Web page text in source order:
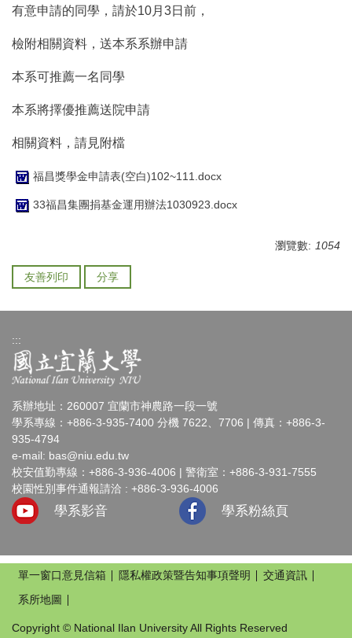
有意申請的同學，請於10月3日前，
檢附相關資料，送本系系辦申請
本系可推薦一名同學
本系將擇優推薦送院申請
相關資料，請見附檔
福昌獎學金申請表(空白)102~111.docx
33福昌集團捐基金運用辦法1030923.docx
瀏覽數: 1054
友善列印 分享
:::
系辦地址：260007 宜蘭市神農路一段一號
學系專線：+886-3-935-7400 分機 7622、7706 | 傳真：+886-3-
935-4794
e-mail: bas@niu.edu.tw
校安值勤專線：+886-3-936-4006 | 警衛室：+886-3-931-7555
校園性別事件通報請洽 : +886-3-936-4006
學系影音 學系粉絲頁
單一窗口意見信箱 隱私權政策暨告知事項聲明
交通資訊
系所地圖
Copyright © National Ilan University All Rights Reserved